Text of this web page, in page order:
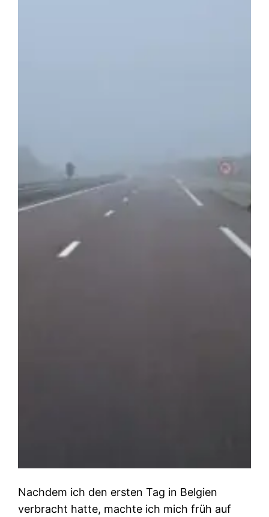
Nachdem ich den ersten Tag in Belgien
verbracht hatte, machte ich mich früh auf